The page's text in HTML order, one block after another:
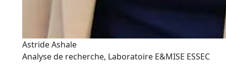
Astride Ashale
Analyse de recherche, Laboratoire E&MISE ESSEC